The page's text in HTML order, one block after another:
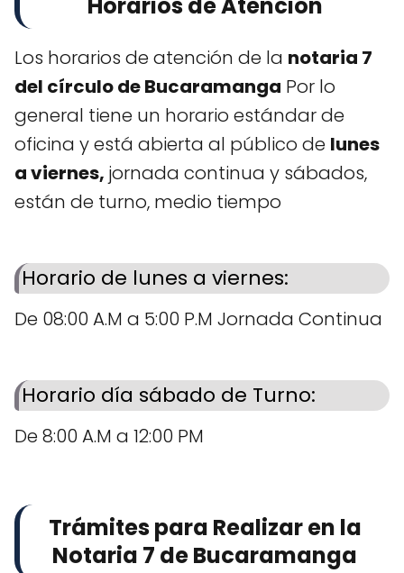
Horarios de Atención
Los horarios de atención de la notaria 7
del círculo de Bucaramanga Por lo
general tiene un horario estándar de
oficina y está abierta al público de lunes
a viernes, jornada continua y sábados,
están de turno, medio tiempo
Horario de lunes a viernes:
De 08:00 A.M a 5:00 P.M Jornada Continua
Horario día sábado de Turno:
De 8:00 A.M a 12:00 PM
Trámites para Realizar en la
Notaria 7 de Bucaramanga